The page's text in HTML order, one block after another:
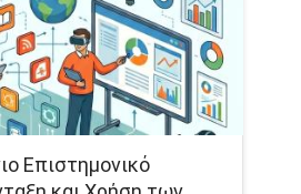
Επιστημονικό